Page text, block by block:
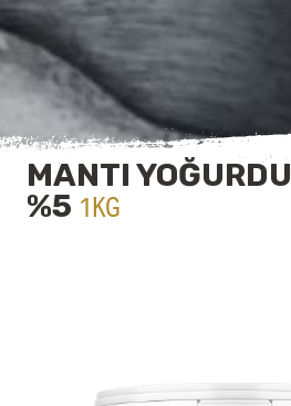
MANTI YOĞURDU
%5 1KG